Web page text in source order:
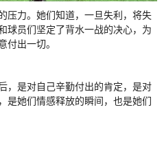
压力。她们知道，一旦失利，将失
球员们坚定了背水一战的决心，为
付出一切。
，是对自己辛勤付出的肯定，是对
是她们情感释放的瞬间，也是她们